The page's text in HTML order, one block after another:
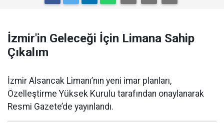
İzmir'in Geleceği İçin Limana Sahip
Çıkalım
İzmir Alsancak Limanı’nın yeni imar planları,
Özelleştirme Yüksek Kurulu tarafından onaylanarak
Resmi Gazete’de yayınlandı.